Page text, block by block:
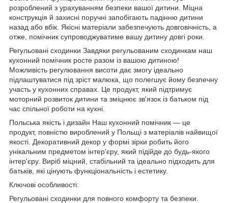
розроблений з урахуванням безпеки вашої дитини. Міцна
конструкція й захисні поручні запобігають падінню дитини
назад або вбік. Якісні матеріали забезпечують довговічність, а
отже, помічник супроводжуватиме вашу дитину довгі роки.
Регульовані сходинки Завдяки регульованим сходинкам наш
кухонний помічник росте разом із вашою дитиною!
Можливість регулювання висоти дає змогу ідеально
підлаштуватися під зріст малюка, що полегшує йому безпечну
участь у кухонних справах. Це продукт, який підтримує
моторний розвиток дитини та зміцнює зв'язок із батьком під
час спільної роботи на кухні.
Польська якість і дизайн Наш кухонний помічник — це
продукт, повністю вироблений у Польщі з матеріалів найвищої
якості. Декоративний декор у формі зірки робить його
унікальним предметом інтер'єру, який підійде до будь-якого
інтер'єру. Виріб міцний, стабільний та ідеально підходить для
батьків, які цінують функціональність і естетику.
Ключові особливості:
Регульовані сходинки для повного комфорту та безпеки.